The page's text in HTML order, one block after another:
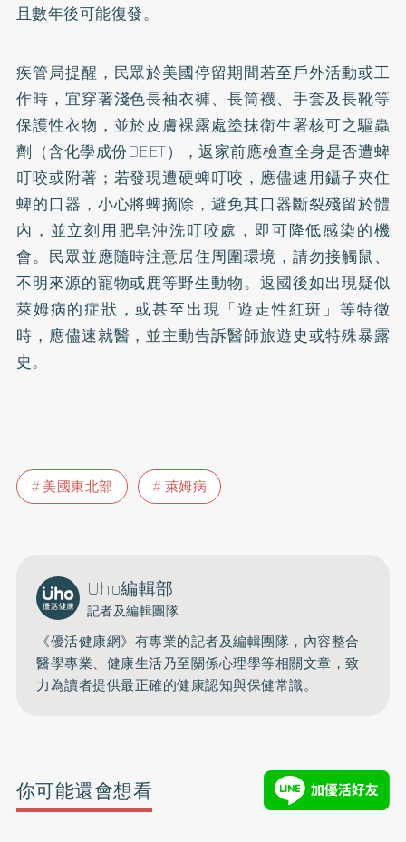
且數年後可能復發。
疾管局提醒，民眾於美國停留期間若至戶外活動或工
作時，宜穿著淺色長袖衣褲、長筒襪、手套及長靴等
保護性衣物，並於皮膚裸露處塗抹衛生署核可之驅蟲
劑（含化學成份DEET），返家前應檢查全身是否遭蜱
叮咬或附著；若發現遭硬蜱叮咬，應儘速用鑷子夾住
蜱的口器，小心將蜱摘除，避免其口器斷裂殘留於體
內，並立刻用肥皂沖洗叮咬處，即可降低感染的機
會。民眾並應隨時注意居住周圍環境，請勿接觸鼠、
不明來源的寵物或鹿等野生動物。返國後如出現疑似
萊姆病的症狀，或甚至出現「遊走性紅斑」等特徵
時，應儘速就醫，並主動告訴醫師旅遊史或特殊暴露
史。
美國東北部 萊姆病
Uho編輯部
記者及編輯團隊
《優活健康網》有專業的記者及編輯團隊，內容整合
醫學專業、健康生活乃至關係心理學等相關文章，致
力為讀者提供最正確的健康認知與保健常識。
你可能還會想看